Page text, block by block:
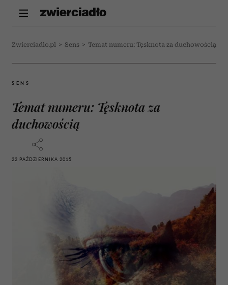
Zwierciadlo.pl > Sens > Temat numeru: Tęsknota za duchowością
SENS
Temat numeru: Tęsknota za
duchowością
22 PAŹDZIERNIKA 2015